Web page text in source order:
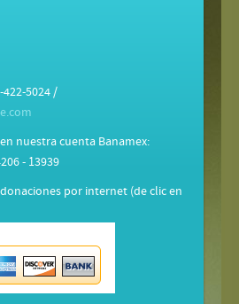
5024 /
nuestra cuenta Banamex:
- 13939
por internet (de clic en